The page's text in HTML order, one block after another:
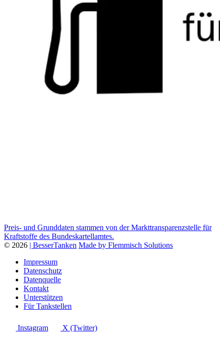
Preis- und Grunddaten stammen von der Markttransparenzstelle für
Kraftstoffe des Bundeskartellamtes.
© 2026 | BesserTanken Made by Flemmisch Solutions
Impressum
Datenschutz
Datenquelle
Kontakt
Unterstützen
Für Tankstellen
Instagram X (Twitter)